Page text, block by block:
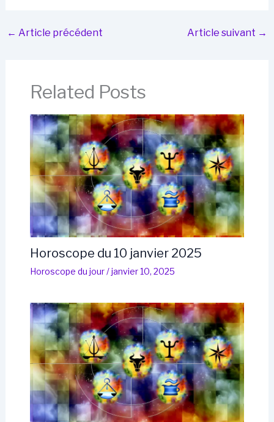
← Article précédent Article suivant →
Related Posts
Horoscope du 10 janvier 2025
Horoscope du jour/janvier 10, 2025